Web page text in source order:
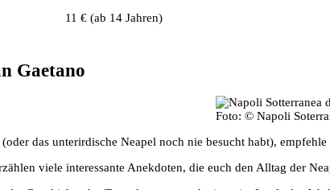
11 € (ab 14 Jahren)
Gaetano
Foto: © Napoli
das unterirdische Neapel noch nie besucht habt),
viele interessante Anekdoten, die euch den Alltag der